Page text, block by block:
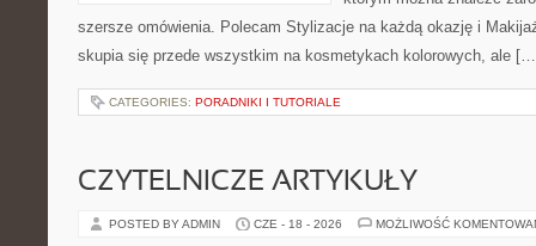
szersze omówienia. Polecam Stylizacje na każdą okazję i
skupia się przede wszystkim na kosmetykach kolorowych, ale
CATEGORIES: PORADNIKI I TUTORIALE
CZYTELNICZE ARTYKUŁY
POSTED BY ADMIN CZE - 18 - 2026 MOŻLIWOŚĆ